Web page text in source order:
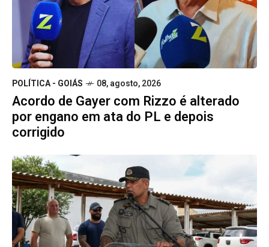
POLÍTICA - GOIÁS 08, agosto, 2026
Acordo de Gayer com Rizzo é alterado
por engano em ata do PL e depois
corrigido